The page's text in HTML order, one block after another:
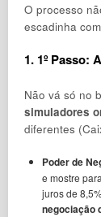
O processo
escadinha
1. 1º Passo:
Não vá só no
simuladores
diferentes
Poder de
e mostre
juros de
negociação